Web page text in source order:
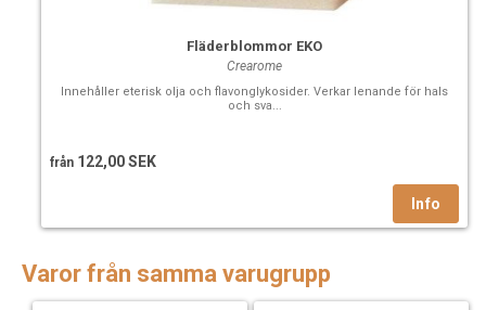
Fläderblommor EKO
Crearome
Innehåller eterisk olja och flavonglykosider. Verkar lenande för hals
och sva...
från 122,00 SEK
Varor från samma varugrupp